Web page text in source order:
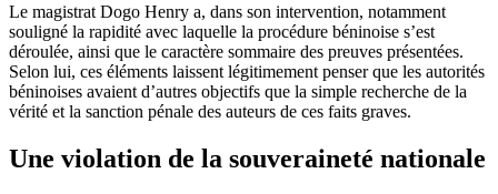
Le magistrat Dogo Henry a, dans son intervention, notamment
souligné la rapidité avec laquelle la procédure béninoise s’est
déroulée, ainsi que le caractère sommaire des preuves présentées.
Selon lui, ces éléments laissent légitimement penser que les autorités
béninoises avaient d’autres objectifs que la simple recherche de la
vérité et la sanction pénale des auteurs de ces faits graves.
Une violation de la souveraineté nationale